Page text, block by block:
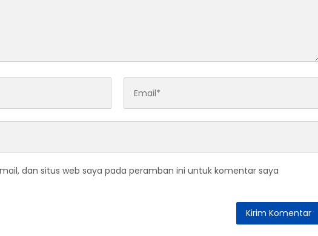
dan situs web saya pada peramban ini untuk komentar saya